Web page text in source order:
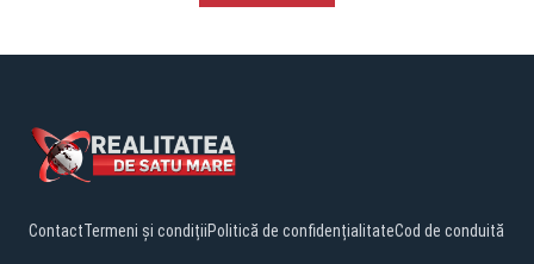
ContactTermeni și condițiiPolitică de confidențialitateCod de conduită